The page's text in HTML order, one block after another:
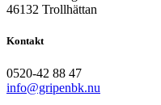
46132 Trollhättan
Kontakt
0520-42 88 47
info@gripenbk.nu